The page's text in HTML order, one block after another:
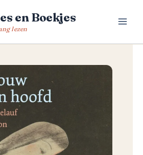
en Boekjes
lezen